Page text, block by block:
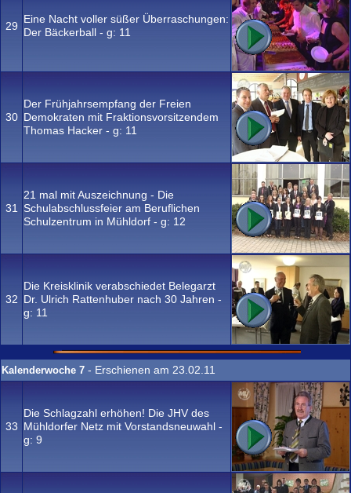
29
Eine Nacht voller süßer Überraschungen:
Der Bäckerball - g: 11
30
Der Frühjahrsempfang der Freien
Demokraten mit Fraktionsvorsitzendem
Thomas Hacker - g: 11
31
21 mal mit Auszeichnung - Die
Schulabschlussfeier am Beruflichen
Schulzentrum in Mühldorf - g: 12
32
Die Kreisklinik verabschiedet Belegarzt
Dr. Ulrich Rattenhuber nach 30 Jahren -
g: 11
Kalenderwoche 7 - Erschienen am 23.02.11
33
Die Schlagzahl erhöhen! Die JHV des
Mühldorfer Netz mit Vorstandsneuwahl -
g: 9